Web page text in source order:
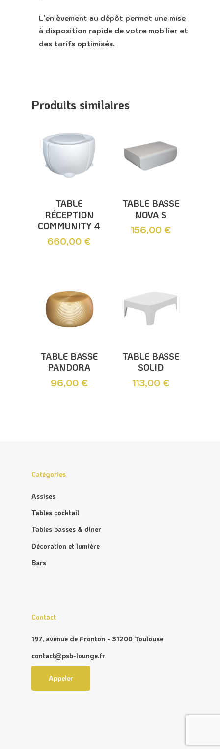
L’enlèvement au dépôt permet une mise
à disposition rapide de votre mobilier et
des tarifs optimisés.
Produits similaires
Ajouter Au
Panier
TABLE
RÉCEPTION
COMMUNITY 4
660,00 €
Ajouter Au
Panier
TABLE BASSE
NOVA S
156,00 €
Ajouter Au
Panier
TABLE BASSE
PANDORA
96,00 €
Ajouter Au
Panier
TABLE BASSE
SOLID
113,00 €
Catégories
Assises
Tables cocktail
Tables basses & diner
Décoration et lumière
Bars
Contact
197, avenue de Fronton - 31200 Toulouse
contact@psb-lounge.fr
Appeler